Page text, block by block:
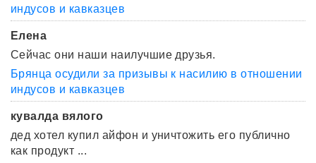
индусов и кавказцев
Елена
Сейчас они наши наилучшие друзья.
Брянца осудили за призывы к насилию в отношении
индусов и кавказцев
кувалда вялого
дед хотел купил айфон и уничтожить его публично
как продукт ...